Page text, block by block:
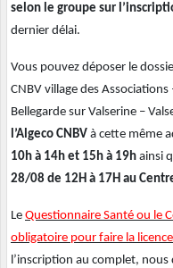
selon le groupe sur
dernier délai.
Vous pouvez déposer le
CNBV village des
Bellegarde sur Valserine –
l’Algeco CNBV à cette même
10h à 14h et 15h à 19h ainsi
28/08 de 12H à 17H au
Le Questionnaire Santé ou le
obligatoire pour faire la licence
l’inscription au complet,